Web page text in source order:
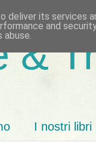
&
I nostri libri
deliver its services
and